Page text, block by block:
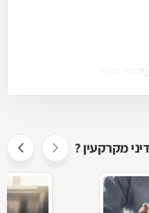
מקרקעין ?